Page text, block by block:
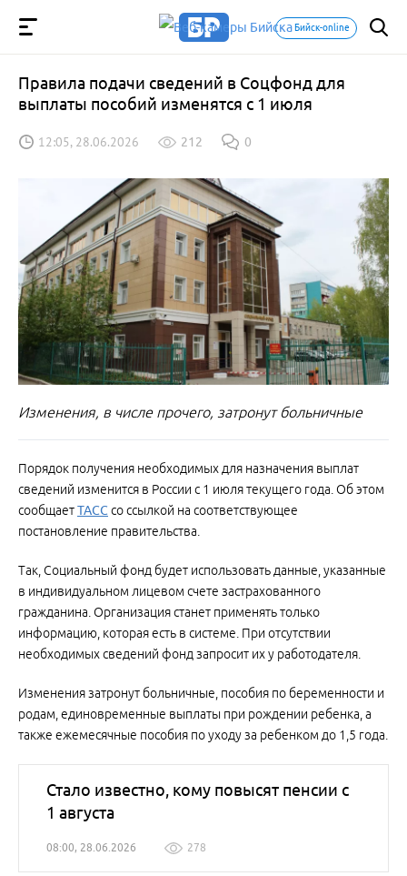
Бийск-online
Правила подачи сведений в Соцфонд для
выплаты пособий изменятся с 1 июля
12:05, 28.06.2026 212 0
Изменения, в числе прочего, затронут больничные
Порядок получения необходимых для назначения выплат
сведений изменится в России с 1 июля текущего года. Об этом
сообщаетТАССсо ссылкой на соответствующее
постановление правительства.
Так, Социальный фонд будет использовать данные, указанные
в индивидуальном лицевом счете застрахованного
гражданина. Организация станет применять только
информацию, которая есть в системе. При отсутствии
необходимых сведений фонд запросит их у работодателя.
Изменения затронут больничные, пособия по беременности и
родам, единовременные выплаты при рождении ребенка, а
также ежемесячные пособия по уходу за ребенком до 1,5 года.
Стало известно, кому повысят пенсии с
1 августа
08:00, 28.06.2026 278